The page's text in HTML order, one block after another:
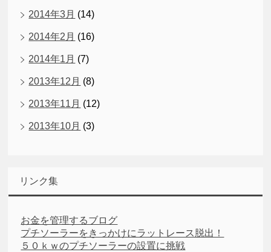
2014年3月 (14)
2014年2月 (16)
2014年1月 (7)
2013年12月 (8)
2013年11月 (12)
2013年10月 (3)
リンク集
お金を管理するブログ
プチソーラーをきっかけにラットレース脱出！
５０ｋｗのプチソーラーの設置に挑戦